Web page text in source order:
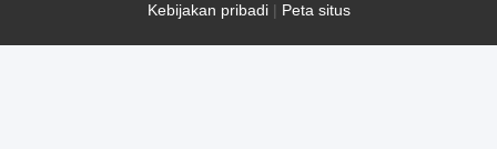
Kebijakan pribadi| Peta situs